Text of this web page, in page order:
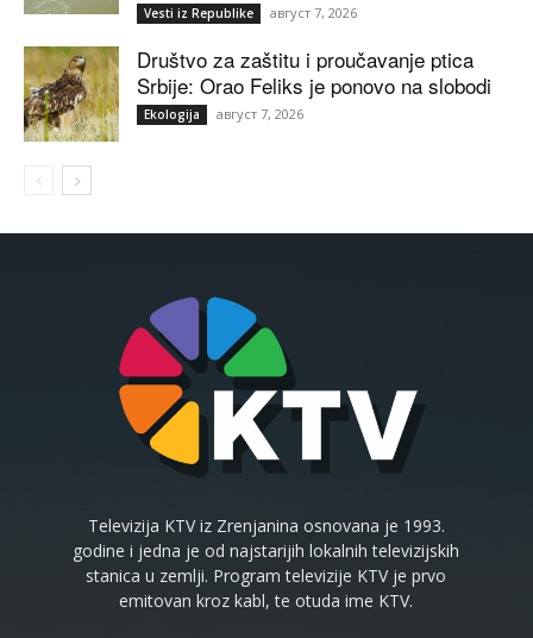
Vesti iz Republike август 7, 2026
Društvo za zaštitu i proučavanje ptica
Srbije: Orao Feliks je ponovo na slobodi
Ekologija август 7, 2026
Televizija KTV iz Zrenjanina osnovana je 1993.
godine i jedna je od najstarijih lokalnih televizijskih
stanica u zemlji. Program televizije KTV je prvo
emitovan kroz kabl, te otuda ime KTV.